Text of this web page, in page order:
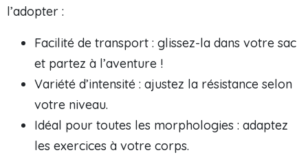
l’adopter :
Facilité de transport : glissez-la dans votre sac
et partez à l’aventure !
Variété d’intensité : ajustez la résistance selon
votre niveau.
Idéal pour toutes les morphologies : adaptez
les exercices à votre corps.